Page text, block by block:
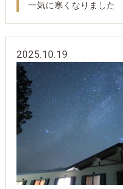
一気に寒くなりました
2025.10.19